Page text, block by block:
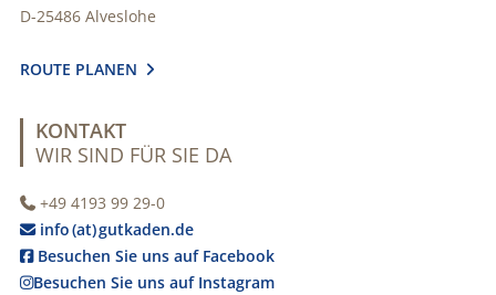
D-25486 Alveslohe
ROUTE PLANEN 
KONTAKT
WIR SIND FÜR SIE DA
+49 4193 99 29-0
info (at) gutkaden.de
Besuchen Sie uns auf Facebook
Besuchen Sie uns auf Instagram